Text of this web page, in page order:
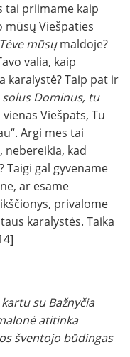
tai priimame kaip
mūsų Viešpaties
Tėve mūsųmaldoje?
valia, kaip
karalystė? Taip pat ir
solus Dominus, tu
vienas Viešpats, Tu
Argi mes tai
nebereikia, kad
Taigi gal gyvename
ar esame
privalome
karalystės. Taika
su Bažnyčia
atitinka
šventojo būdingas